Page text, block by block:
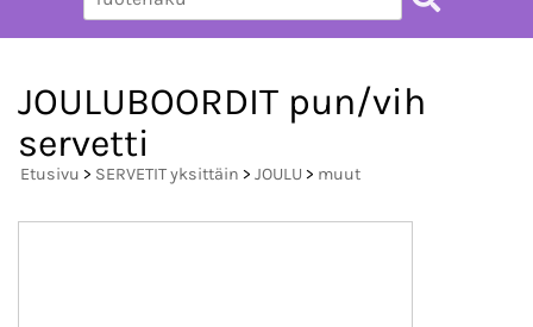
JOULUBOORDIT pun/vih
servetti
Etusivu > SERVETIT yksittäin > JOULU > muut